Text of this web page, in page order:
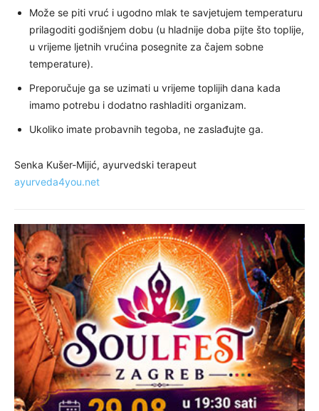
Može se piti vruć i ugodno mlak te savjetujem temperaturu
prilagoditi godišnjem dobu (u hladnije doba pijte što toplije,
u vrijeme ljetnih vrućina posegnite za čajem sobne
temperature).
Preporučuje ga se uzimati u vrijeme toplijih dana kada
imamo potrebu i dodatno rashladiti organizam.
Ukoliko imate probavnih tegoba, ne zaslađujte ga.
Senka Kušer-Mijić, ayurvedski terapeut
ayurveda4you.net